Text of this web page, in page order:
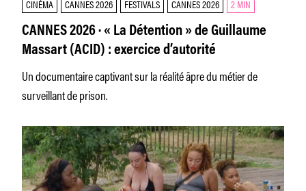
CINÉMA CANNES 2026 FESTIVALS CANNES 2026 2 MIN
CANNES 2026 · « La Détention » de Guillaume
Massart (ACID) : exercice d’autorité
Un documentaire captivant sur la réalité âpre du métier de
surveillant de prison.